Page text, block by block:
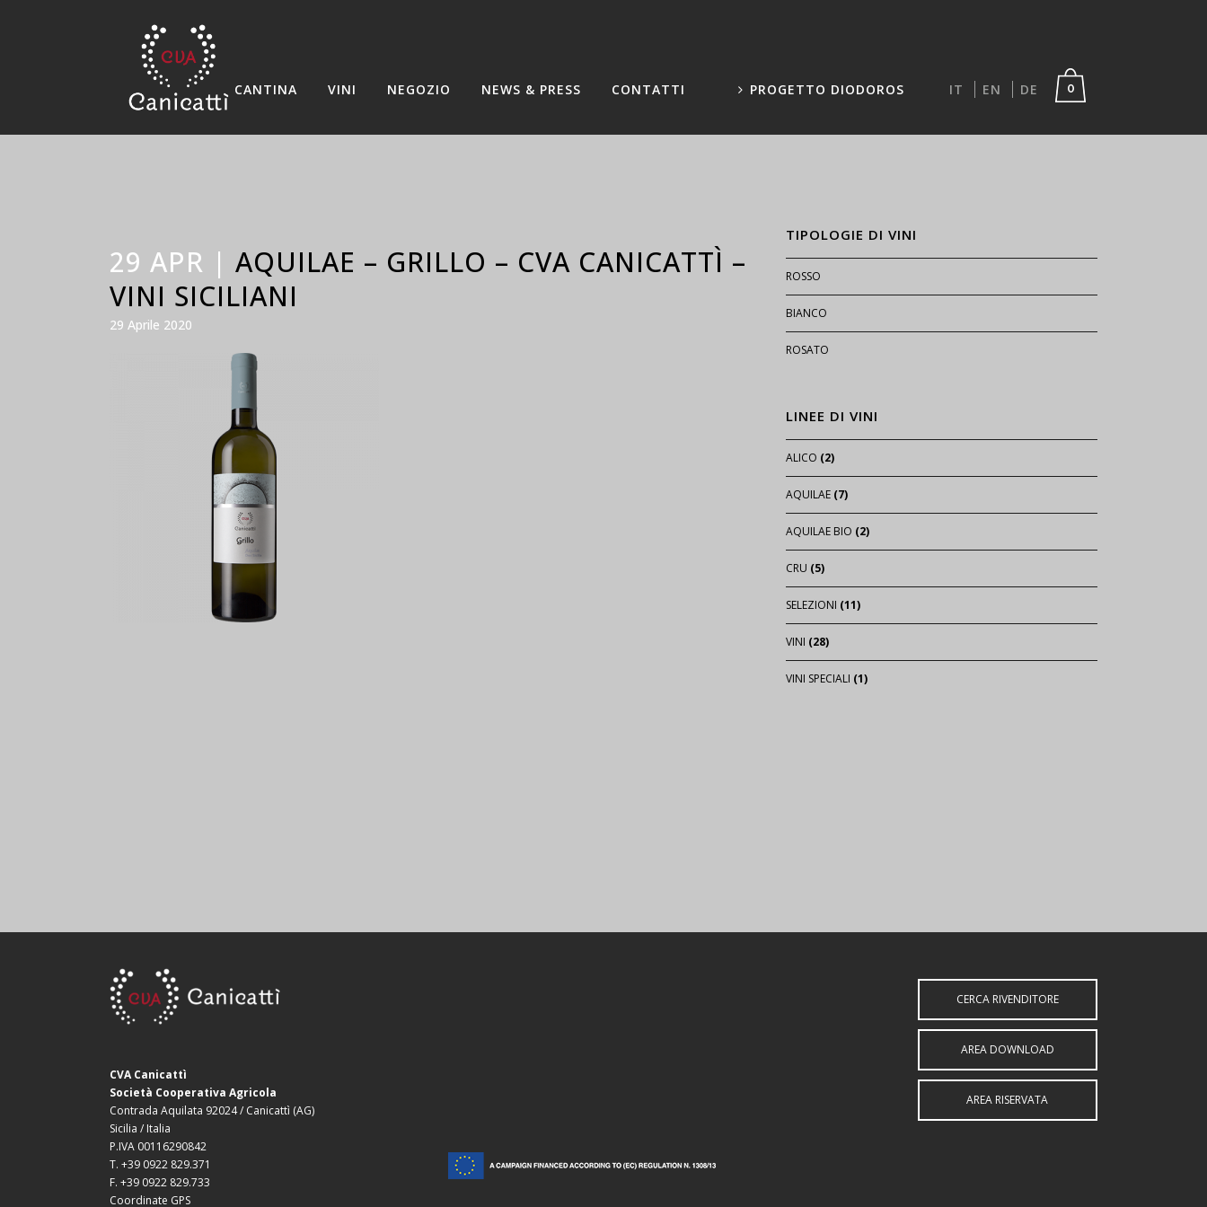
0
CANTINA VINI NEGOZIO NEWS & PRESS CONTATTI PROGETTO DIODOROS IT EN DE
29 APR | AQUILAE – GRILLO – CVA CANICATTÌ –
VINI SICILIANI
29 Aprile 2020
TIPOLOGIE DI VINI
ROSSO
BIANCO
ROSATO
LINEE DI VINI
ALICO (2)
AQUILAE (7)
AQUILAE BIO (2)
CRU (5)
SELEZIONI (11)
VINI (28)
VINI SPECIALI (1)
CVA Canicattì
Società Cooperativa Agricola
Contrada Aquilata 92024 / Canicattì (AG)
Sicilia / Italia
P.IVA 00116290842
T. +39 0922 829.371
F. +39 0922 829.733
Coordinate GPS
CERCA RIVENDITORE
AREA DOWNLOAD
AREA RISERVATA